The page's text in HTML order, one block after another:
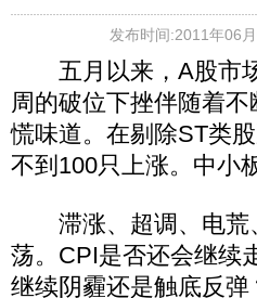
发布时间:2011年06
五月以来，A股市场
周的破位下挫伴随着
慌味道。在剔除ST类
不到100只上涨。中小
滞涨、超调、电荒
荡。CPI是否还会继续
继续阴霾还是触底反弹